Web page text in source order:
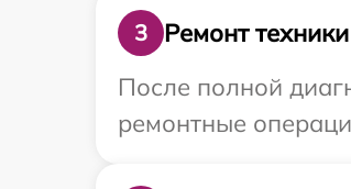
3
Ремонт техники
После полной
ремонтные